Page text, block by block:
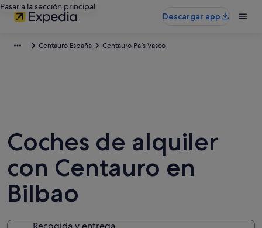
Pasar a la sección principal
Descargar app
Centauro España Centauro País Vasco
Coches de alquiler
con Centauro en
Bilbao